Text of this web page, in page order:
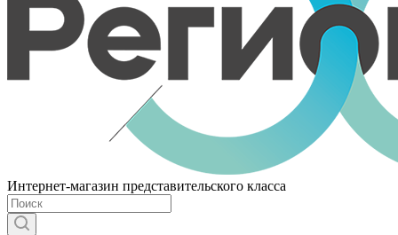
Интернет-магазин представительского класса